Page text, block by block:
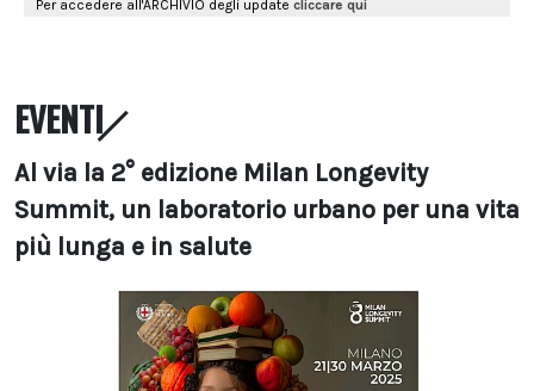
EVENTI
Al via la 2° edizione Milan Longevity
Summit, un laboratorio urbano per una vita
più lunga e in salute